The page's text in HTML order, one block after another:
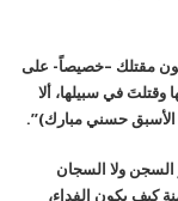
مقتلك –خصيصاً- على
في سبيلها، ألا
الأسبق حسني مبارك)”.
السجن ولا السجان
كيف يكون الفداء،